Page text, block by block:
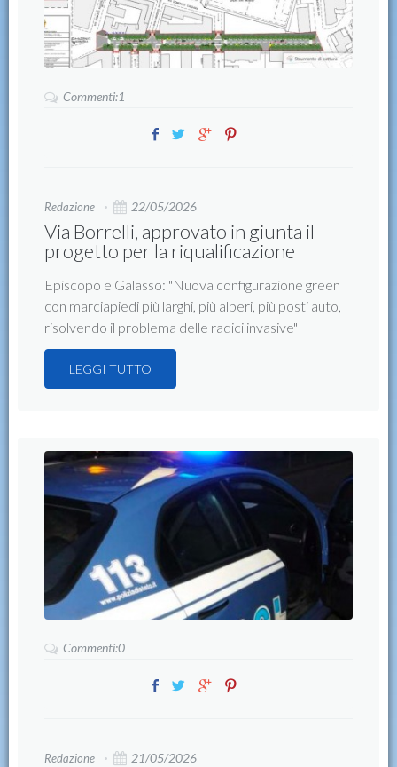
Commenti:1
Redazione 22/05/2026
Via Borrelli, approvato in giunta il
progetto per la riqualificazione
Episcopo e Galasso: "Nuova configurazione green
con marciapiedi più larghi, più alberi, più posti auto,
risolvendo il problema delle radici invasive"
LEGGI TUTTO
Commenti:0
Redazione 21/05/2026